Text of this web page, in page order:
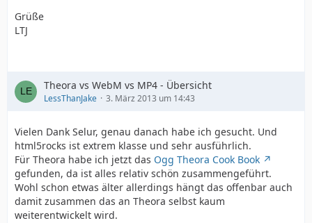
Grüße
LTJ
Theora vs WebM vs MP4 - Übersicht
LessThanJake 3. März 2013 um 14:43
Vielen Dank Selur, genau danach habe ich gesucht. Und
html5rocks ist extrem klasse und sehr ausführlich.
Für Theora habe ich jetzt das Ogg Theora Cook Book
gefunden, da ist alles relativ schön zusammengeführt.
Wohl schon etwas älter allerdings hängt das offenbar auch
damit zusammen das an Theora selbst kaum
weiterentwickelt wird.